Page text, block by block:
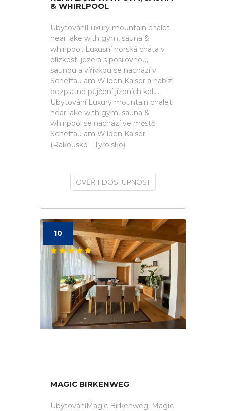
& WHIRLPOOL
UbytováníLuxury mountain chalet
near lake with gym, sauna &
whirlpool. Luxusní horská chata v
blízkosti jezera s posilovnou,
saunou a vířivkou se nachází v
Scheffau am Wilden Kaiser a nabízí
bezplatné půjčení jízdních kol,...
Ubytování Luxury mountain chalet
near lake with gym, sauna &
whirlpool se nachází ve městě
Scheffau am Wilden Kaiser
(Rakousko - Tyrolsko).
OVĚŘIT DOSTUPNOST
10
MAGIC BIRKENWEG
UbytováníMagic Birkenweg. Magic